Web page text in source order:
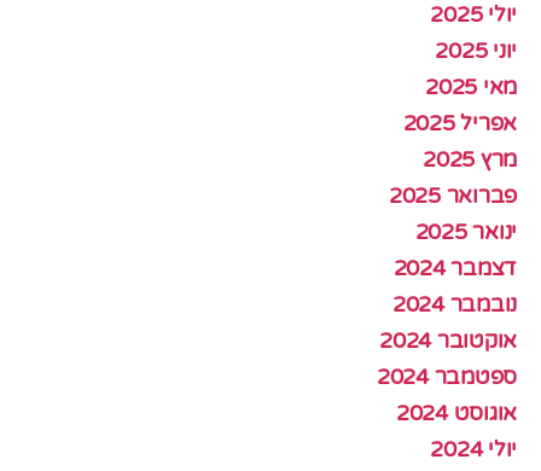
יולי 2025
יוני 2025
מאי 2025
אפריל 2025
מרץ 2025
פברואר 2025
ינואר 2025
דצמבר 2024
נובמבר 2024
אוקטובר 2024
ספטמבר 2024
אוגוסט 2024
יולי 2024